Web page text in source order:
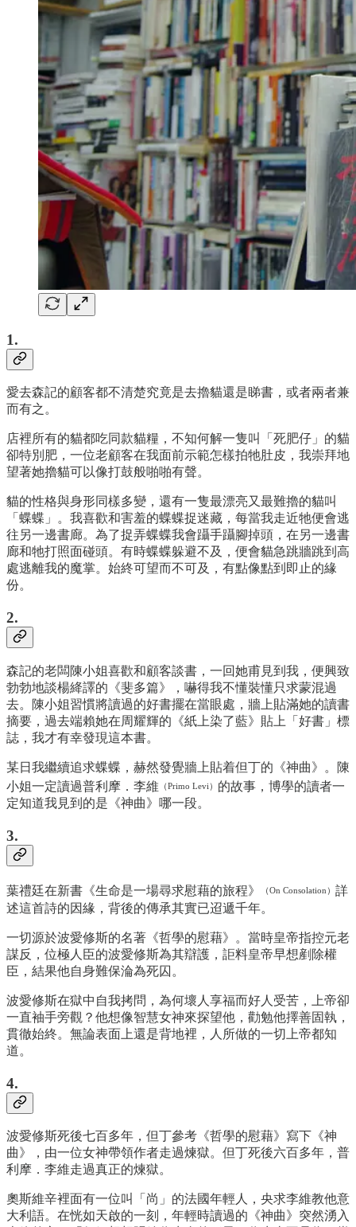
1.
愛去森記的顧客都不清楚究竟是去擼貓還是睇書，或者兩者兼
而有之。
店裡所有的貓都吃同款貓糧，不知何解一隻叫「死肥仔」的貓
卻特別肥，一位老顧客在我面前示範怎樣拍牠肚皮，我崇拜地
望著她擼貓可以像打鼓般啪啪有聲。
貓的性格與身形同樣多變，還有一隻最漂亮又最難擼的貓叫
「蝶蝶」。我喜歡和害羞的蝶蝶捉迷藏，每當我走近牠便會逃
往另一邊書廊。為了捉弄蝶蝶我會躡手躡腳掉頭，在另一邊書
廊和牠打照面碰頭。有時蝶蝶躲避不及，便會貓急跳牆跳到高
處逃離我的魔掌。始終可望而不可及，有點像點到即止的緣
份。
2.
森記的老闆陳小姐喜歡和顧客談書，一回她甫見到我，便興致
勃勃地談楊絳譯的《斐多篇》，嚇得我不懂裝懂只求蒙混過
去。陳小姐習慣將讀過的好書擺在當眼處，牆上貼滿她的讀書
摘要，過去端賴她在周耀輝的《紙上染了藍》貼上「好書」標
誌，我才有幸發現這本書。
某日我繼續追求蝶蝶，赫然發覺牆上貼着但丁的《神曲》。陳
小姐一定讀過普利摩．李維 （Primo Levi） 的故事，博學的讀者一
定知道我見到的是《神曲》哪一段。
3.
葉禮廷在新書《生命是一場尋求慰藉的旅程》 （On Consolation） 詳
述這首詩的因緣，背後的傳承其實已迢遞千年。
一切源於波愛修斯的名著《哲學的慰藉》。當時皇帝指控元老
謀反，位極人臣的波愛修斯為其辯護，詎料皇帝早想剷除權
臣，結果他自身難保淪為死囚。
波愛修斯在獄中自我拷問，為何壞人享福而好人受苦，上帝卻
一直袖手旁觀？他想像智慧女神來探望他，勸勉他擇善固執，
貫徹始終。無論表面上還是背地裡，人所做的一切上帝都知
道。
4.
波愛修斯死後七百多年，但丁參考《哲學的慰藉》寫下《神
曲》，由一位女神帶領作者走過煉獄。但丁死後六百多年，普
利摩．李維走過真正的煉獄。
奧斯維辛裡面有一位叫「尚」的法國年輕人，央求李維教他意
大利語。在恍如天啟的一刻，年輕時讀過的《神曲》突然湧入